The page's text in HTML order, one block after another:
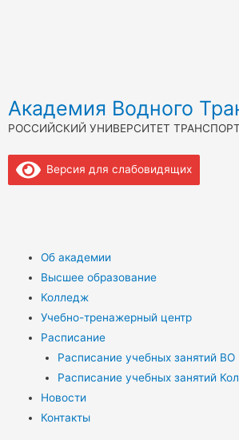
Академия Водного
РОССИЙСКИЙ УНИВЕРСИТЕТ
Версия для слабовидящих
Об академии
Высшее образование
Колледж
Учебно-тренажерный центр
Расписание
Расписание учебных занятий ВО
Расписание учебных занятий
Новости
Контакты